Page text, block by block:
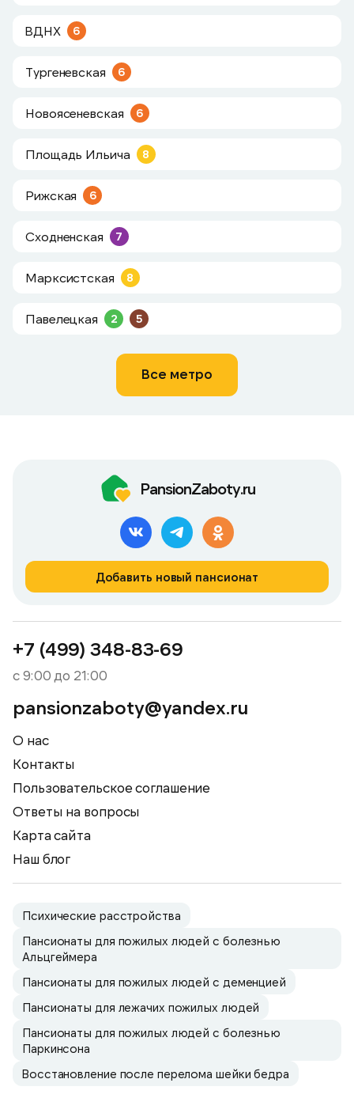
ВДНХ 6
Тургеневская 6
Новоясеневская 6
Площадь Ильича 8
Рижская 6
Сходненская 7
Марксистская 8
Павелецкая 2 5
Все метро
PansionZaboty.ru
Добавить новый пансионат
+7 (499) 348-83-69
с 9:00 до 21:00
pansionzaboty@yandex.ru
О нас
Контакты
Пользовательское соглашение
Ответы на вопросы
Карта сайта
Наш блог
Психические расстройства
Пансионаты для пожилых людей с болезнью
Альцгеймера
Пансионаты для пожилых людей с деменцией
Пансионаты для лежачих пожилых людей
Пансионаты для пожилых людей с болезнью
Паркинсона
Восстановление после перелома шейки бедра